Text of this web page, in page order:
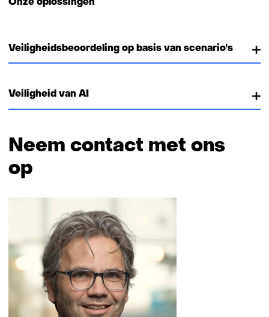
Onze oplossingen
Veiligheidsbeoordeling op basis van scenario's
Veiligheid van AI
Neem contact met ons
op
(Neem
contact
met
ons